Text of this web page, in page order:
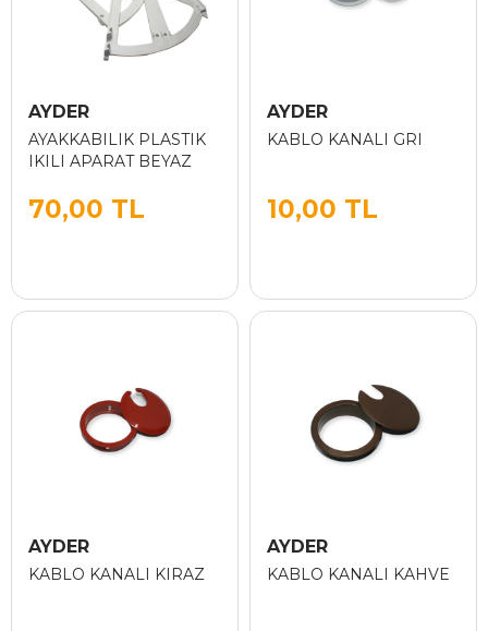
AYDER
AYAKKABILIK PLASTIK
IKILI APARAT BEYAZ
70,00 TL
AYDER
KABLO KANALI GRI
10,00 TL
AYDER
KABLO KANALI KIRAZ
AYDER
KABLO KANALI KAHVE